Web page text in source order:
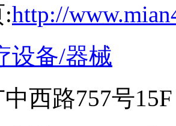
http://
设备/器械
中西路757号15F